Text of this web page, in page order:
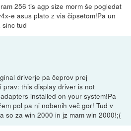
256 tis agp size morm še pogledat
e asus plato z via čipsetom!Pa un
sinc tud
driverje pa čeprov prej
prav: this display driver is not
installed on your system!Pa
pol pa ni nobenih več gor! Tud v
so za win 2000 in jz mam win 2000!;(